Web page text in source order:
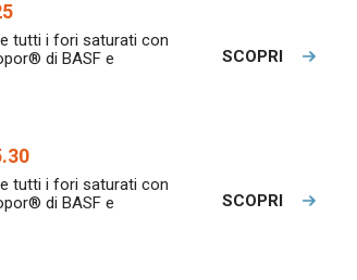
tutti i fori saturati con
di BASF e
SCOPRI
tutti i fori saturati con
di BASF e
SCOPRI